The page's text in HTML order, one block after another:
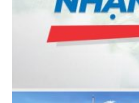
CALIBRE
PREMIUM - COPPER PRESTIGE
PREMIUM - COPPER